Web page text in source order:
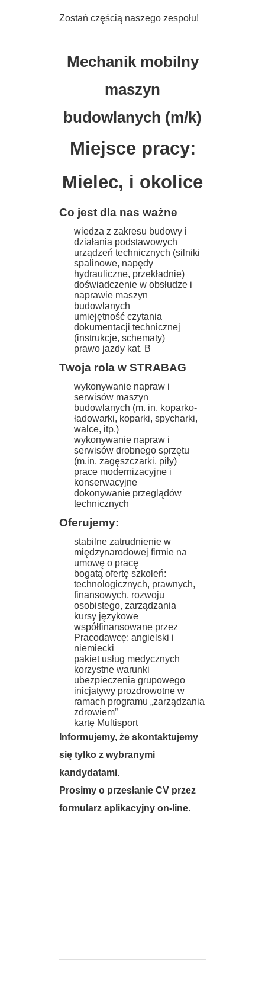
Zostań częścią naszego zespołu!
Mechanik mobilny
maszyn
budowlanych (m/k)
Miejsce pracy:
Mielec, i okolice
Co jest dla nas ważne
wiedza z zakresu budowy i
działania podstawowych
urządzeń technicznych (silniki
spalinowe, napędy
hydrauliczne, przekładnie)
doświadczenie w obsłudze i
naprawie maszyn
budowlanych
umiejętność czytania
dokumentacji technicznej
(instrukcje, schematy)
prawo jazdy kat. B
Twoja rola w STRABAG
wykonywanie napraw i
serwisów maszyn
budowlanych (m. in. koparko-
ładowarki, koparki, spycharki,
walce, itp.)
wykonywanie napraw i
serwisów drobnego sprzętu
(m.in. zagęszczarki, piły)
prace modernizacyjne i
konserwacyjne
dokonywanie przeglądów
technicznych
Oferujemy:
stabilne zatrudnienie w
międzynarodowej firmie na
umowę o pracę
bogatą ofertę szkoleń:
technologicznych, prawnych,
finansowych, rozwoju
osobistego, zarządzania
kursy językowe
współfinansowane przez
Pracodawcę: angielski i
niemiecki
pakiet usług medycznych
korzystne warunki
ubezpieczenia grupowego
inicjatywy prozdrowotne w
ramach programu „zarządzania
zdrowiem”
kartę Multisport
Informujemy, że skontaktujemy
się tylko z wybranymi
kandydatami.
Prosimy o przesłanie CV przez
formularz aplikacyjny on-line.